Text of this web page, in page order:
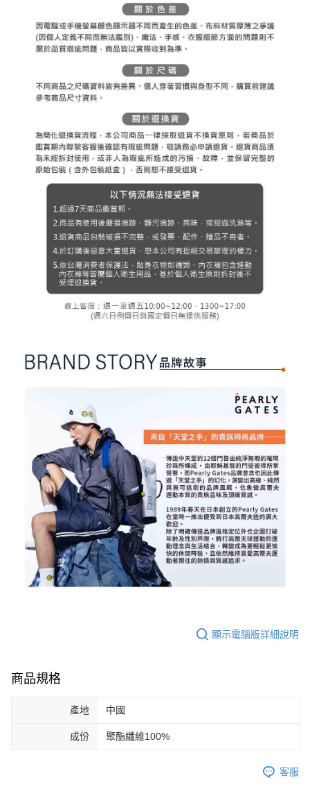
1.本服務係由「台灣大哥大股份有限公司」（以下簡稱本公司）所提供，讓
用戶於交易時，得透過本服務購買商品或服務，並由商店將買賣／分期付款
買賣價金債權讓與本公司後，依約使用本公司帳單繳交帳款。
2.基於同意付款使用「大哥付你分期」之契約關係目的，商店將以您的個人
資料（包含姓名、電話或地址）提供予台灣大哥大進項蒐集、處理及利用，
由本公司與您本人進行分期帳單所需資料之確認、核對及更正。
3.完整用戶服務條款，請詳閱以下連結：https://oppay.tw/userRule
ATM／網路銀行／等多元方式進行付款，方視為交易完成。
※ 請注意：結帳手續完成當下不需立刻繳費，但若您需要取消訂單，請聯絡
購買商品的店家。未經商家同意取消之訂單仍視為有效，需透過AFTEE先享
後付繳納相關費用。
※ 交易是否成功請以「AFTEE先享後付 」之結帳頁面顯示為準，若有關於
是否繳費成功／繳費後需取消欲退款等相關疑問，請聯繫「AFTEE先享後付
客戶支援中心」 https://netprotections.freshdesk.com/support/home
１．透過由恩沛科技股份有限公司提供之「AFTEE先享後付」服務完成之交
易，需依本服務之必要範圍內提供個人資料，並將交易相關給付款項請求債
權轉讓予恩沛科技股份有限公司。
２．關於個人資料處理事宜，請瀏覽以下網址：
https://aftee.tw/terms/#terms3
「AFTEE先享後付」，若未經同意申辦者引起之損失，本公司不負相關責
４．使用「AFTEE先享後付」時，將依據個別帳號之用戶狀況，依本公司即
請求用戶進行身份認證。
５．嚴禁一人註冊多個帳號或使用他人資訊註冊。若發現惡意使用之情形，
恩沛科技股份有限公司將有權停止該用戶之使用額度並採取法律行動。
免運費
付款後萊爾富取貨
7-11取貨付款
付款後7-11取貨
免運費
顯示電腦版詳細說明
商品規格
產地 中國
成份 聚酯纖維100%
客服